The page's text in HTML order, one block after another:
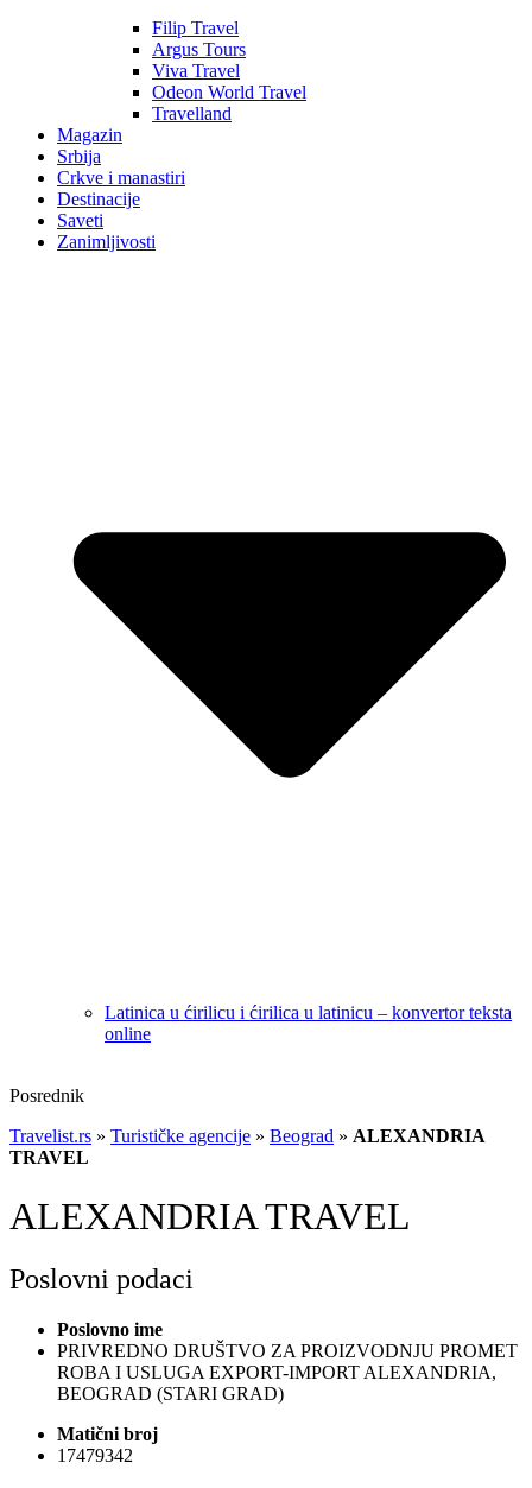
Filip Travel
Argus Tours
Viva Travel
Odeon World Travel
Travelland
Magazin
Srbija
Crkve i manastiri
Destinacije
Saveti
Zanimljivosti
Latinica u ćirilicu i ćirilica u latinicu – konvertor teksta
online
Posrednik
Travelist.rs » Turističke agencije » Beograd » ALEXANDRIA
TRAVEL
ALEXANDRIA TRAVEL
Poslovni podaci
Poslovno ime
PRIVREDNO DRUŠTVO ZA PROIZVODNJU PROMET
ROBA I USLUGA EXPORT-IMPORT ALEXANDRIA,
BEOGRAD (STARI GRAD)
Matični broj
17479342